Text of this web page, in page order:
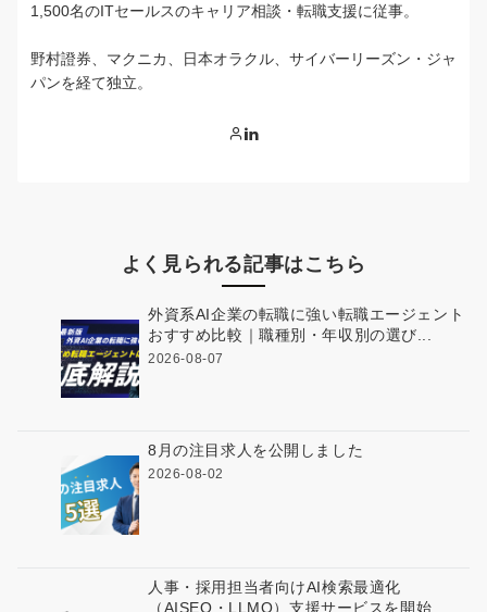
1,500名のITセールスのキャリア相談・転職支援に従事。
野村證券、マクニカ、日本オラクル、サイバーリーズン・ジャ
パンを経て独立。
よく見られる記事はこちら
外資系AI企業の転職に強い転職エージェント
おすすめ比較｜職種別・年収別の選び...
2026-08-07
8月の注目求人を公開しました
2026-08-02
人事・採用担当者向けAI検索最適化
（AISEO・LLMO）支援サービスを開始